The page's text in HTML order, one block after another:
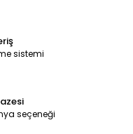
sistemi
seçeneği